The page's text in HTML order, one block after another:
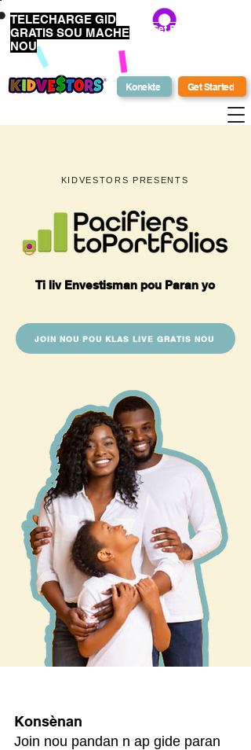
Konekte Get Started
TELECHARGE GID
GRATIS SOU MACHE
NOU
Get Bonus Bucks
KIDVESTORS PRESENTS
Ti liv Envestisman pou Paran yo
JOIN NOU POU KLAS LIVE GRATIS NOU
Konsènan
Join nou pandan n ap gide paran